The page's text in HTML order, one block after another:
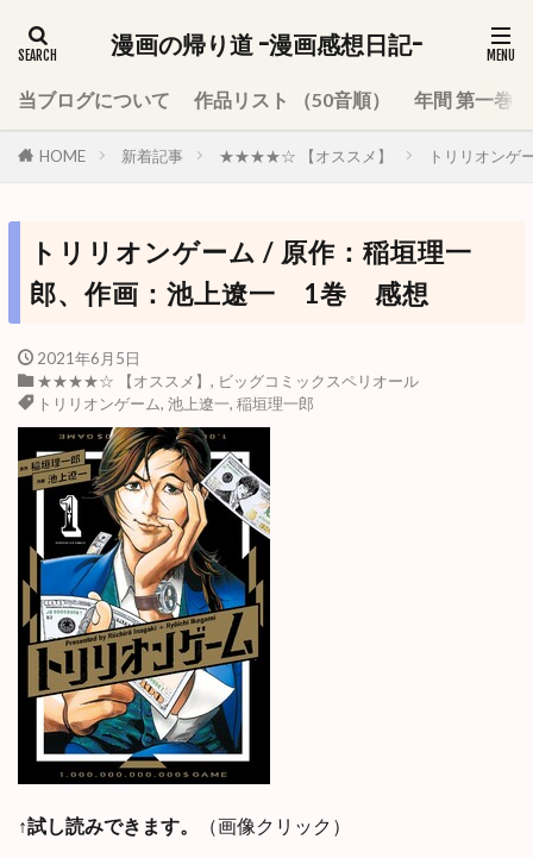
漫画の帰り道 -漫画感想日記-
当ブログについて 作品リスト （50音順） 年間 第一巻
HOME 新着記事 ★★★★☆ 【オススメ】 トリリオン
トリリオンゲーム / 原作：稲垣理一
郎、作画：池上遼一 1巻 感想
2021年6月5日
★★★★☆ 【オススメ】 , ビッグコミックスペリオール
トリリオンゲーム, 池上遼一, 稲垣理一郎
↑試し読みできます。 （画像クリック）